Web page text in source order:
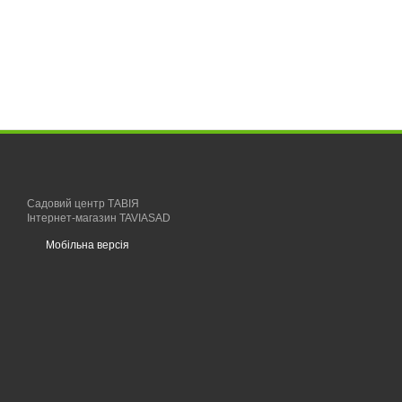
Садовий центр ТАВІЯ
Інтернет-магазин TAVIASAD
Мобільна версія